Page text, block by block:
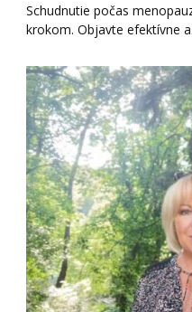
Schudnutie počas
krokom. Objavte efektívne